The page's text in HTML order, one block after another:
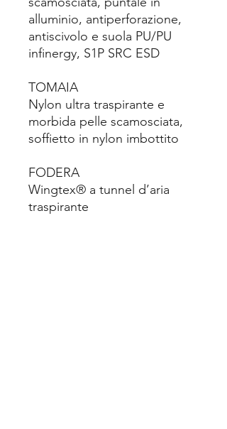
alluminio, antiperforazione,
antiscivolo e suola PU/PU
infinergy, S1P SRC ESD
TOMAIA
Nylon ultra traspirante e
morbida pelle scamosciata,
soffietto in nylon imbottito
FODERA
Wingtex® a tunnel d’aria
traspirante